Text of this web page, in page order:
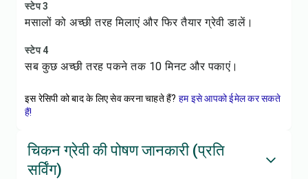
स्टेप 3
मसालों को अच्छी तरह मिलाएं और फिर तैयार ग्रेवी डालें।
स्टेप 4
सब कुछ अच्छी तरह पकने तक 10 मिनट और पकाएं।
इस रेसिपी को बाद के लिए सेव करना चाहते हैं? हम इसे आपको ईमेल कर सकते
हैं!
चिकन ग्रेवी की पोषण जानकारी (प्रति
सर्विंग)